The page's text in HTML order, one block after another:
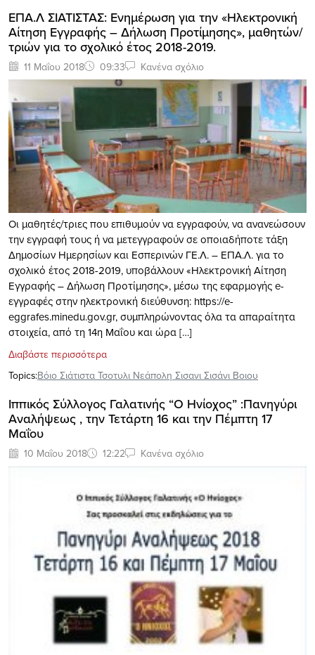
ΕΠΑ.Λ ΣΙΑΤΙΣΤΑΣ: Ενημέρωση για την «Ηλεκτρονική
Αίτηση Εγγραφής – Δήλωση Προτίμησης», μαθητών/
τριών για το σχολικό έτος 2018-2019.
11 Μαΐου 2018 09:33 Κανένα σχόλιο
Οι μαθητές/τριες που επιθυμούν να εγγραφούν, να ανανεώσουν
την εγγραφή τους ή να μετεγγραφούν σε οποιαδήποτε τάξη
Δημοσίων Ημερησίων και Εσπερινών ΓΕ.Λ. – ΕΠΑ.Λ. για το
σχολικό έτος 2018-2019, υποβάλλουν «Ηλεκτρονική Αίτηση
Εγγραφής – Δήλωση Προτίμησης», μέσω της εφαρμογής e-
εγγραφές στην ηλεκτρονική διεύθυνση: https://e-
eggrafes.minedu.gov.gr, συμπληρώνοντας όλα τα απαραίτητα
στοιχεία, από τη 14η Μαΐου και ώρα […]
Διαβάστε περισσότερα
Topics:Βόιο Σιάτιστα Τσοτυλι Νεάπολη Σισανι Σισάνι Βοιου
Ιππικός Σύλλογος Γαλατινής “Ο Ηνίοχος” :Πανηγύρι
Αναλήψεως , την Τετάρτη 16 και την Πέμπτη 17
Μαΐου
10 Μαΐου 2018 12:22 Κανένα σχόλιο